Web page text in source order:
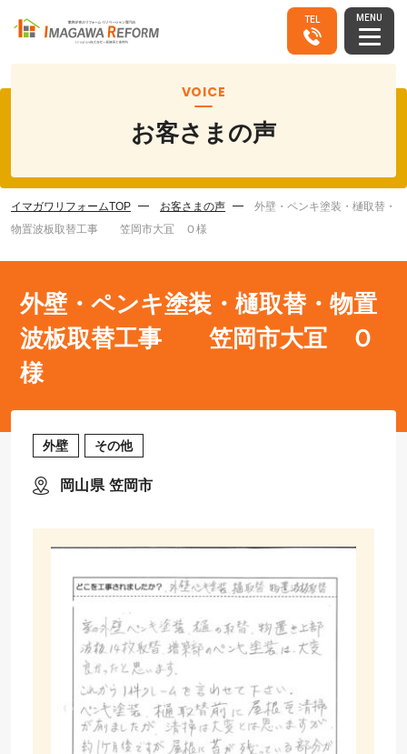
TEL MENU
VOICE
お客さまの声
イマガワリフォームTOP お客さまの声
外壁・ペンキ塗装・樋取替・
物置波板取替工事 笠岡市大冝 Ｏ様
外壁・ペンキ塗装・樋取替・物置
波板取替工事 笠岡市大冝 Ｏ
様
外壁 その他
岡山県 笠岡市